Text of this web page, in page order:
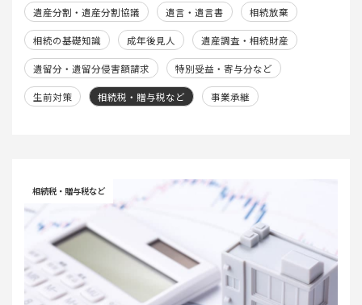
遺産分割・遺産分割協議 遺言・遺言書 相続放棄
相続の基礎知識 成年後見人 遺産調査・相続財産
遺留分・遺留分侵害額請求 特別受益・寄与分など
生前対策 相続税・贈与税など 事業承継
相続税・贈与税など